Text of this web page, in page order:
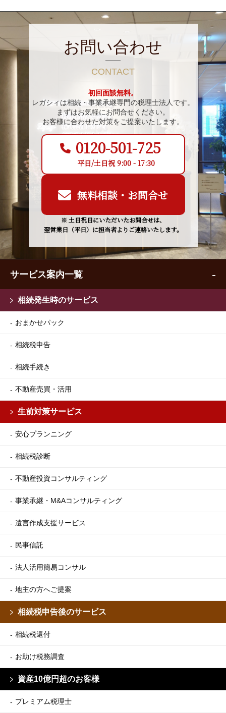
お問い合わせ
CONTACT
初回面談無料。
レガシィは相続・事業承継専門の税理士法人です。
まずはお気軽にお問合せください。
お客様に合わせた対策をご提案いたします。
0120-501-725
平日/土日祝 9:00 - 17:30
無料相談・お問合せ
※ 土日祝日にいただいたお問合せは、
翌営業日（平日）に担当者よりご連絡いたします。
サービス案内一覧
相続発生時のサービス
おまかせパック
相続税申告
相続手続き
不動産売買・活用
生前対策サービス
安心プランニング
相続税診断
不動産投資コンサルティング
事業承継・M&Aコンサルティング
遺言作成支援サービス
民事信託
法人活用簡易コンサル
地主の方へご提案
相続税申告後のサービス
相続税還付
お助け税務調査
資産10億円超のお客様
プレミアム税理士